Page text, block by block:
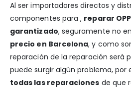
Al ser importadores directos y
componentes para , reparar
garantizado, seguramente no
precio en Barcelona, y como
reparación de la reparación será
puede surgir algún problema, por
todas las reparaciones de que